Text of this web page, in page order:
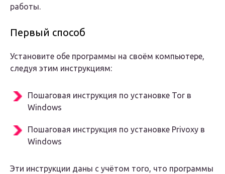
работы.
Первый способ
Установите обе программы на своём компьютере,
следуя этим инструкциям:
Пошаговая инструкция по установке Tor в
Windows
Пошаговая инструкция по установке Privoxy в
Windows
Эти инструкции даны с учётом того, что программы